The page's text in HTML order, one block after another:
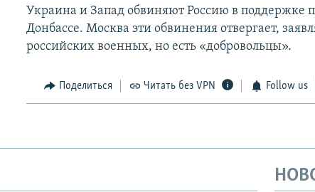
Украина и Запад обвиняют Россию в поддержке
Донбассе. Москва эти обвинения отвергает,
российских военных, но есть «добровольцы».
Поделиться Читать без VPN Follow us